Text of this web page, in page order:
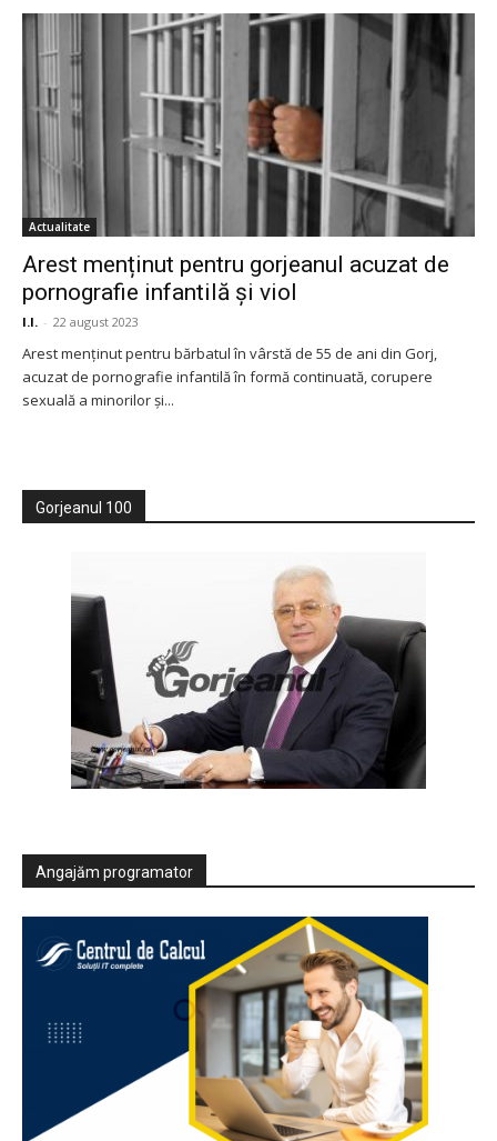
Actualitate
Arest menținut pentru gorjeanul acuzat de
pornografie infantilă și viol
I.I. - 22 august 2023
Arest menținut pentru bărbatul în vârstă de 55 de ani din Gorj,
acuzat de pornografie infantilă în formă continuată, corupere
sexuală a minorilor şi...
Gorjeanul 100
Angajăm programator